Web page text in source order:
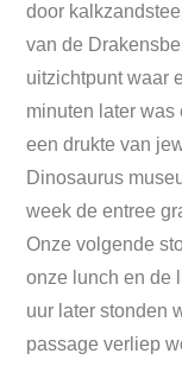
door
van de
uitzichtpunt waar
minuten later was
een drukte van
Dinosaurus
week de entree
Onze volgende
onze lunch en de
uur later stonden
passage verliep